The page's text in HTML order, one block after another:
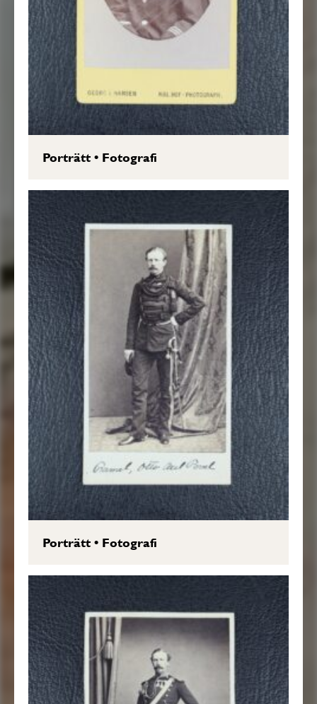
Porträtt• Fotografi
Porträtt• Fotografi